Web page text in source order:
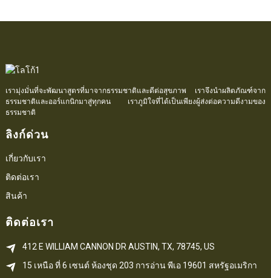
เรามุ่งมั่นที่จะพัฒนาสูตรที่มาจากธรรมชาติและดีต่อสุขภาพ เราจึงนำผลิตภัณฑ์จาก
ธรรมชาติและออร์แกนิกมาสู่ทุกคน เราภูมิใจที่ได้เป็นเพียงผู้ส่งต่อความดีงามของ
ธรรมชาติ
ลิงก์ด่วน
เกี่ยวกับเรา
ติดต่อเรา
สินค้า
ติดต่อเรา
412 E WILLIAM CANNON DR AUSTIN, TX, 78745, US
15 เหนือ ที่ 6 เซนต์ ห้องชุด 203 การอ่าน พีเอ 19601 สหรัฐอเมริกา